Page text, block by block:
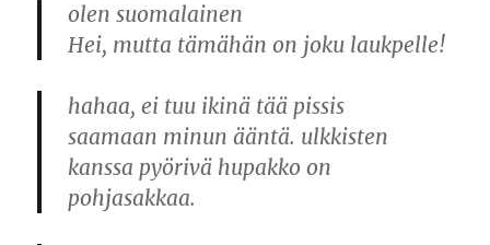
olen suomalainen
Hei, mutta tämähän on joku laukpelle!
hahaa, ei tuu ikinä tää pissis
saamaan minun ääntä. ulkkisten
kanssa pyörivä hupakko on
pohjasakkaa.